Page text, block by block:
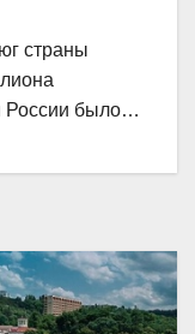
страны
России было…